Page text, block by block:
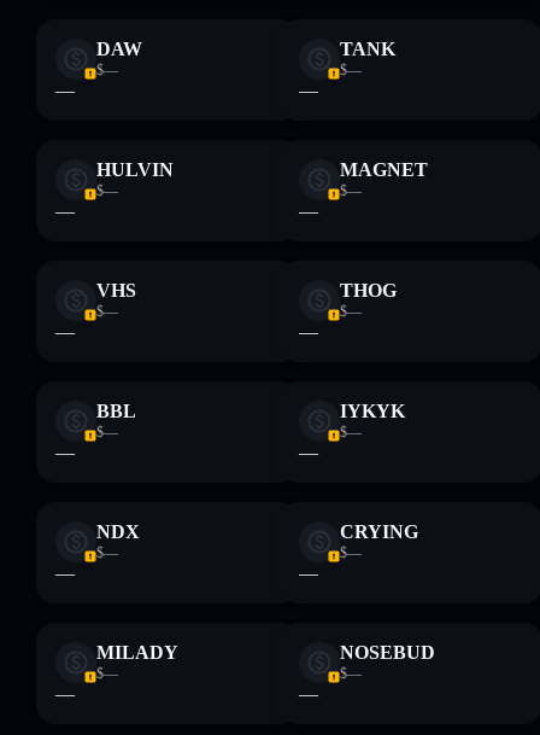
DAW
$—
—
TANK
$—
—
HULVIN
$—
—
MAGNET
$—
—
VHS
$—
—
THOG
$—
—
BBL
$—
—
IYKYK
$—
—
NDX
$—
—
CRYING
$—
—
MILADY
$—
—
NOSEBUD
$—
—